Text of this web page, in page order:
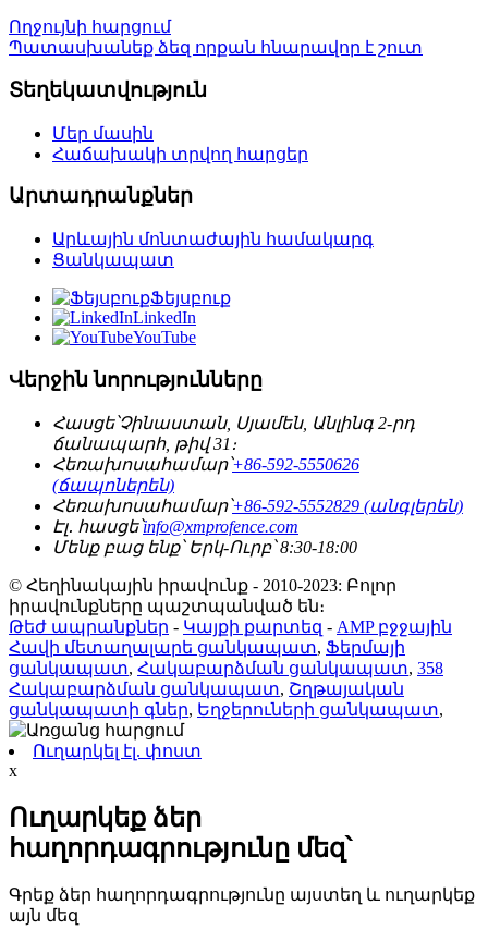
Ողջույնի հարցում
Պատասխանեք ձեզ որքան հնարավոր է շուտ
Տեղեկատվություն
Մեր մասին
Հաճախակի տրվող հարցեր
Արտադրանքներ
Արևային մոնտաժային համակարգ
Ցանկապատ
Ֆեյսբուք
LinkedIn
YouTube
Վերջին նորությունները
Հասցե՝Չինաստան, Սյամեն, Անլինգ 2-րդ
ճանապարհ, թիվ 31։
Հեռախոսահամար՝+86-592-5550626
(ճապոներեն)
Հեռախոսահամար՝+86-592-5552829 (անգլերեն)
Էլ․ հասցե՝info@xmprofence.com
Մենք բաց ենք՝ Երկ-Ուրբ՝ 8:30-18:00
© Հեղինակային իրավունք - 2010-2023: Բոլոր
իրավունքները պաշտպանված են։
Թեժ ապրանքներ - Կայքի քարտեզ - AMP բջջային
Հավի մետաղալարե ցանկապատ, Ֆերմայի
ցանկապատ, Հակաբարձման ցանկապատ, 358
Հակաբարձման ցանկապատ, Շղթայական
ցանկապատի գներ, Եղջերուների ցանկապատ,
Ուղարկել էլ. փոստ
x
Ուղարկեք ձեր
հաղորդագրությունը մեզ՝
Գրեք ձեր հաղորդագրությունը այստեղ և ուղարկեք
այն մեզ